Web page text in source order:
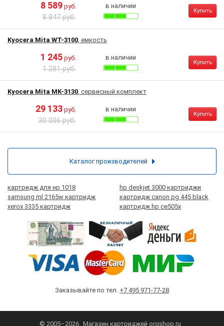
8 589 руб.
8 847 руб.
в наличии
Купить
Kyocera Mita WT-3100, емкость
1 245 руб.
1 281 руб.
в наличии
Купить
Kyocera Mita MK-3130, сервисный комплект
29 133 руб.
30 006 руб.
в наличии
Купить
картридж для нр 1018
hp deskjet 3000 картриджи
samsung ml 2165w картридж
картридж canon pg 445 black
xerox 3335 картридж
картридж hp ce505x
Заказывайте по тел. +7 495 971-77-28
© 2005–2026 Магазин картриджей orgshop.ru